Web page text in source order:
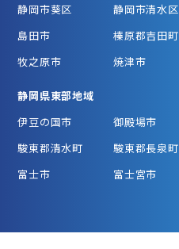
静岡市葵区
静岡市清水区
島田市
榛原郡吉田町
牧之原市
焼津市
静岡県東部地域
伊豆の国市
御殿場市
駿東郡清水町
駿東郡長泉町
富士市
富士宮市